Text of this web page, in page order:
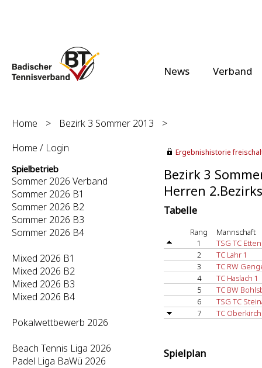
News Verband
Home > Bezirk 3 Sommer 2013
>
Home / Login
Spielbetrieb
Sommer 2026 Verband
Sommer 2026 B1
Sommer 2026 B2
Sommer 2026 B3
Sommer 2026 B4
Mixed 2026 B1
Mixed 2026 B2
Mixed 2026 B3
Mixed 2026 B4
Pokalwettbewerb 2026
Beach Tennis Liga 2026
Padel Liga BaWü 2026
Ergebnishistorie
Bezirk 3
Herren
Tabelle
Rang
Mannschaft
1
TSG TC
2
TC Lahr 1
3
TC RW
4
TC Haslach 1
5
TC BW
6
TSG TC
7
TC
Spielplan